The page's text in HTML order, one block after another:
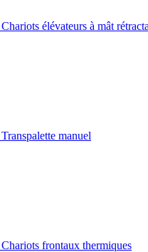
Chariots élévateurs à mât
Transpalette manuel
Chariots frontaux thermiques